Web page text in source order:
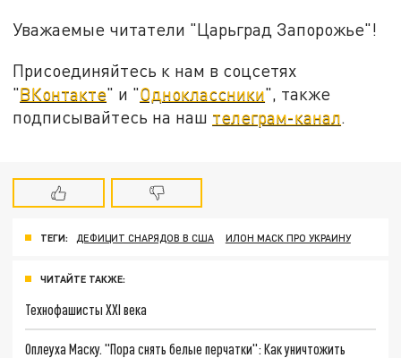
Уважаемые читатели "Царьград Запорожье"!
Присоединяйтесь к нам в соцсетях
"ВКонтакте" и "Одноклассники", также
подписывайтесь на наш телеграм-канал.
ТЕГИ: ДЕФИЦИТ СНАРЯДОВ В США ИЛОН МАСК ПРО УКРАИНУ
ЧИТАЙТЕ ТАКЖЕ:
Технофашисты XXI века
Оплеуха Маску. "Пора снять белые перчатки": Как уничтожить